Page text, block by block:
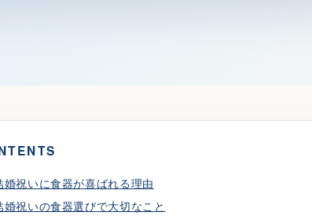
婚祝いに食器が喜ばれる理由
婚祝いの食器選びで大切なこと